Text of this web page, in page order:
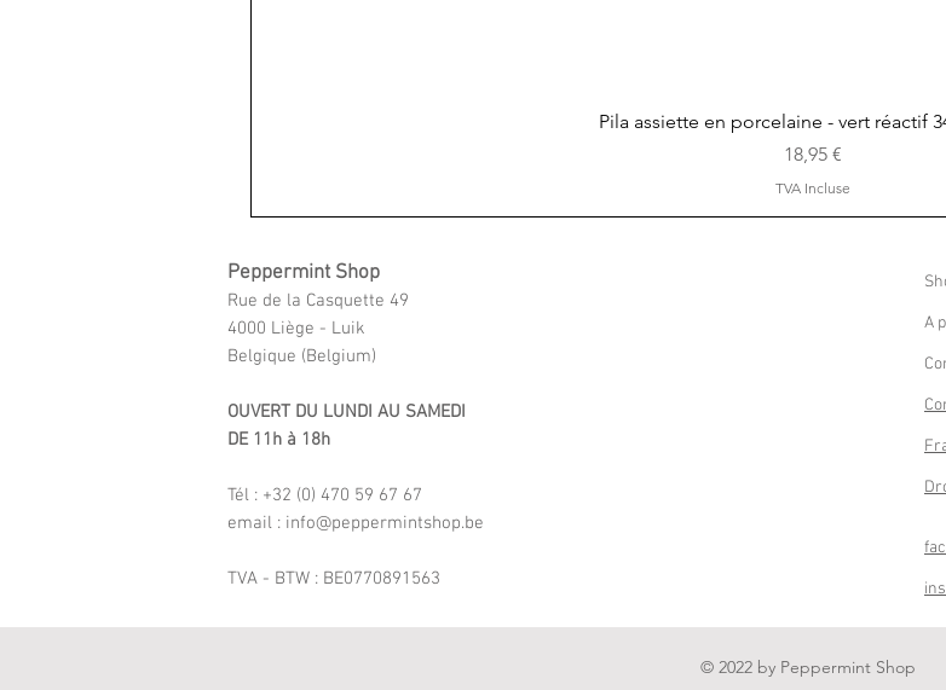
Aperçu rapide
Pila assiette en porcelaine - vert réactif
Prix
18,95 €
TVA Incluse
Peppermint Shop
Rue de la Casquette 49
4000 Liège - Luik
Belgique (Belgium)
OUVERT DU LUNDI AU SAMEDI
DE 11h à 18h
Tél : +32 (0) 470 59 67 67
email : info@peppermintshop.be
TVA - BTW : BE0770891563
A
© 2022 by Peppermint Shop